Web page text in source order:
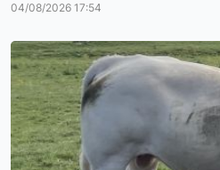
04/08/2026 17:54